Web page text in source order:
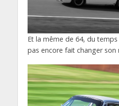
Et la même de 64, du temps
pas encore fait changer son